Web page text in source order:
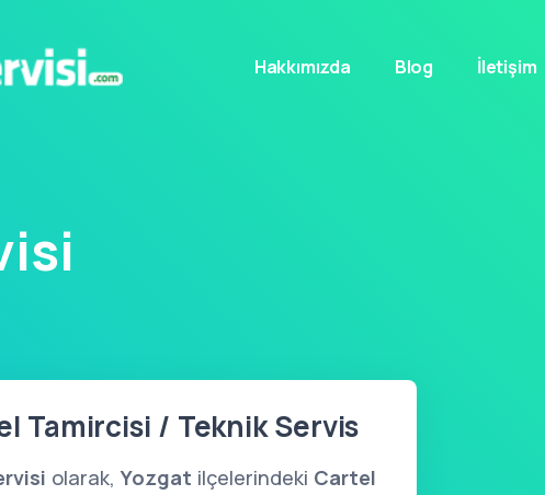
Hakkımızda Blog İletişim
Tamircisi / Teknik Servis
olarak, Yozgat ilçelerindeki Cartel